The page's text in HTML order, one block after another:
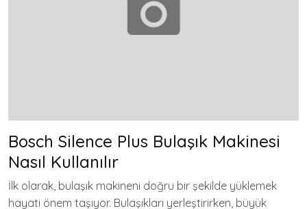
Bosch Silence Plus Bulaşık Makinesi
Nasıl Kullanılır
İlk olarak, bulaşık makineni doğru bir şekilde yüklemek
hayati önem taşıyor. Bulaşıkları yerleştirirken, büyük